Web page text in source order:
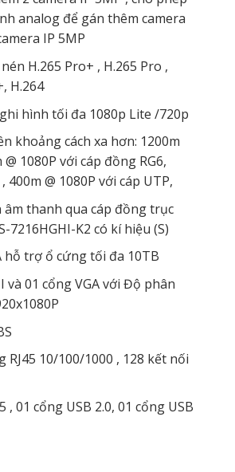
analog để gán thêm camera
IP 5MP
H.265 Pro+ , H.265 Pro ,
H.264
hình tối đa 1080p Lite /720p
khoảng cách xa hơn: 1200m
@ 1080P với cáp đồng RG6,
400m @ 1080P với cáp UTP,
thanh qua cáp đồng trục
7216HGHI-K2 có kí hiệu (S)
hỗ trợ ổ cứng tối đa 10TB
và 01 cổng VGA với Độ phân
RJ45 10/100/1000 , 128 kết nối
, 01 cổng USB 2.0, 01 cổng USB